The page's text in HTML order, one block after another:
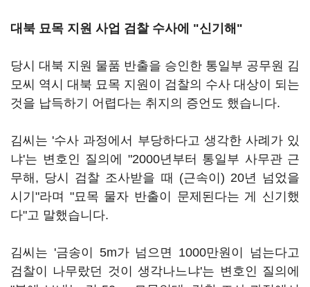
대북 묘목 지원 사업 검찰 수사에 "신기해"
당시 대북 지원 물품 반출을 승인한 통일부 공무원 김
모씨 역시 대북 묘목 지원이 검찰의 수사 대상이 되는
것을 납득하기 어렵다는 취지의 증언도 했습니다.
김씨는 '수사 과정에서 부당하다고 생각한 사례가 있
냐'는 변호인 질의에 "2000년부터 통일부 사무관 근
무해, 당시 검찰 조사받을 때 (근속이) 20년 넘었을
시기"라며 "묘목 물자 반출이 문제된다는 게 신기했
다"고 말했습니다.
김씨는 '금송이 5m가 넘으면 1000만원이 넘는다고
검찰이 나무랐던 것이 생각나느냐'는 변호인 질의에